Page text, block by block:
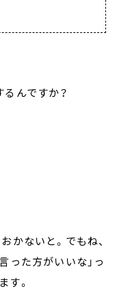
んですか？
かないと。でもね、
った方がいいな」っ
す。